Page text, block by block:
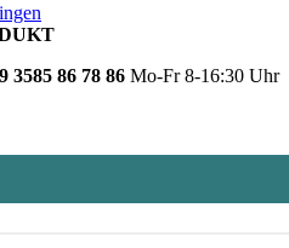
3585 86 78 86 Mo-Fr 8-16:30 Uhr